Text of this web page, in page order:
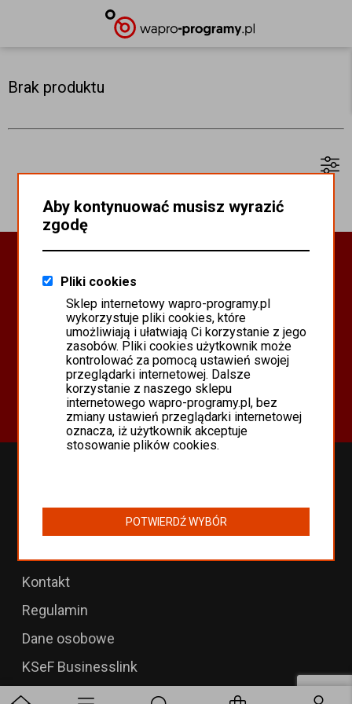
Brak produktu
PROGRAMY WAPRO ERP
PROGRAMY MISTRAL
SYSTEM SCANMAG
Oferta
Programy Asseco WAPRO
Odnowienia 365 i aktualizacje
Programy WAPRO
Kontakt
Regulamin
Dane osobowe
KSeF Businesslink
Aby kontynuować musisz wyrazić
zgodę
Pliki cookies
Sklep internetowy wapro-programy.pl
wykorzystuje pliki cookies, które
umożliwiają i ułatwiają Ci korzystanie z jego
zasobów. Pliki cookies użytkownik może
kontrolować za pomocą ustawień swojej
przeglądarki internetowej. Dalsze
korzystanie z naszego sklepu
internetowego wapro-programy.pl, bez
zmiany ustawień przeglądarki internetowej
oznacza, iż użytkownik akceptuje
stosowanie plików cookies.
POTWIERDŹ WYBÓR